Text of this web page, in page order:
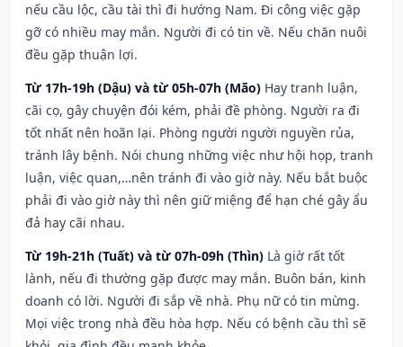
nếu cầu lộc, cầu tài thì đi hướng Nam. Đi công việc gặp
gỡ có nhiều may mắn. Người đi có tin về. Nếu chăn nuôi
đều gặp thuận lợi.
Từ 17h-19h (Dậu) và từ 05h-07h (Mão) Hay tranh luận,
cãi cọ, gây chuyện đói kém, phải đề phòng. Người ra đi
tốt nhất nên hoãn lại. Phòng người người nguyền rủa,
tránh lây bệnh. Nói chung những việc như hội họp, tranh
luận, việc quan,…nên tránh đi vào giờ này. Nếu bắt buộc
phải đi vào giờ này thì nên giữ miệng để hạn ché gây ẩu
đả hay cãi nhau.
Từ 19h-21h (Tuất) và từ 07h-09h (Thìn) Là giờ rất tốt
lành, nếu đi thường gặp được may mắn. Buôn bán, kinh
doanh có lời. Người đi sắp về nhà. Phụ nữ có tin mừng.
Mọi việc trong nhà đều hòa hợp. Nếu có bệnh cầu thì sẽ